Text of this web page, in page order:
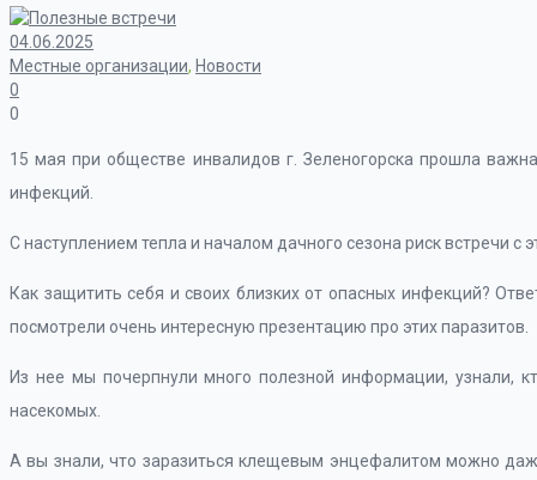
04.06.2025
Местные организации, Новости
0
0
15 мая при обществе инвалидов г. Зеленогорска прошла
инфекций.
С наступлением тепла и началом дачного сезона риск встречи с
Как защитить себя и своих близких от опасных инфекций?
посмотрели очень интересную презентацию про этих паразитов.
Из нее мы почерпнули много полезной информации, узнали,
насекомых.
А вы знали, что заразиться клещевым энцефалитом можно